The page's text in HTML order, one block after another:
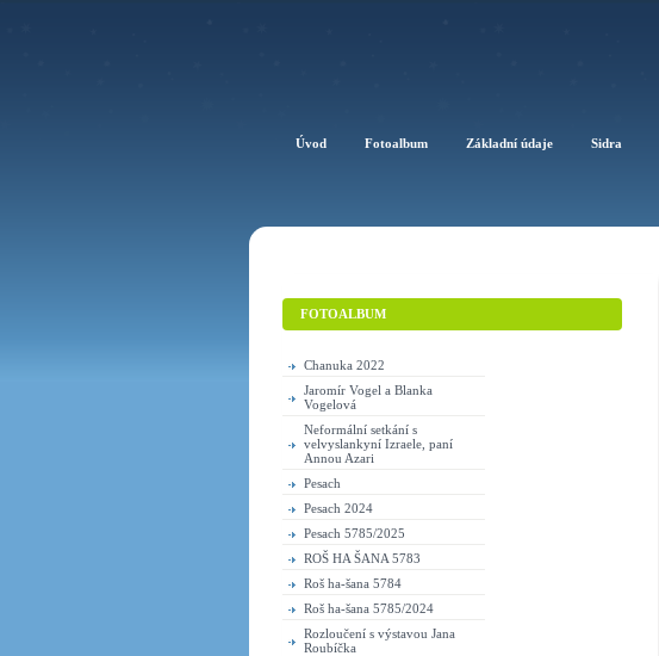
Úvod Fotoalbum Základní údaje Sidra
FOTOALBUM
Chanuka 2022
Jaromír Vogel a Blanka
Vogelová
Neformální setkání s
velvyslankyní Izraele, paní
Annou Azari
Pesach
Pesach 2024
Pesach 5785/2025
ROŠ HA ŠANA 5783
Roš ha-šana 5784
Roš ha-šana 5785/2024
Rozloučení s výstavou Jana
Roubíčka